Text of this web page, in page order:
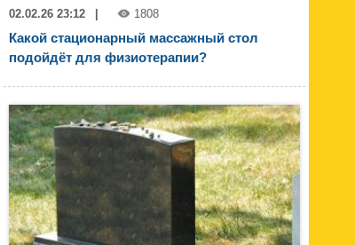
02.02.26 23:12 1808
Какой стационарный массажный стол
подойдёт для физиотерапии?